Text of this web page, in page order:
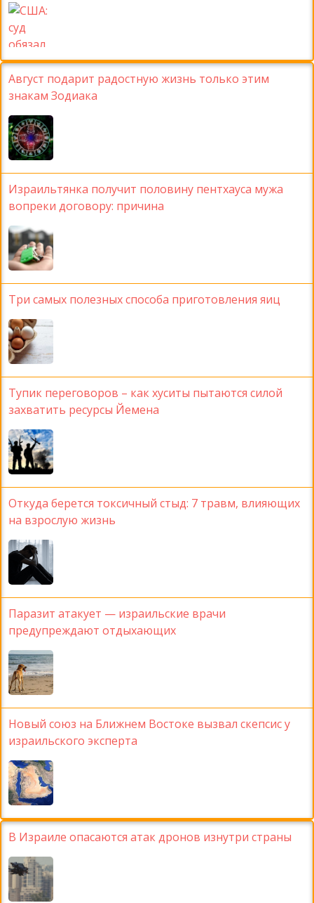
Август подарит радостную жизнь только этим
знакам Зодиака
Израильтянка получит половину пентхауса мужа
вопреки договору: причина
Три самых полезных способа приготовления яиц
Тупик переговоров – как хуситы пытаются силой
захватить ресурсы Йемена
Откуда берется токсичный стыд: 7 травм, влияющих
на взрослую жизнь
Паразит атакует — израильские врачи
предупреждают отдыхающих
Новый союз на Ближнем Востоке вызвал скепсис у
израильского эксперта
В Израиле опасаются атак дронов изнутри страны